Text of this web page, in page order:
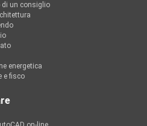
di un consiglio
energetica
e fisco